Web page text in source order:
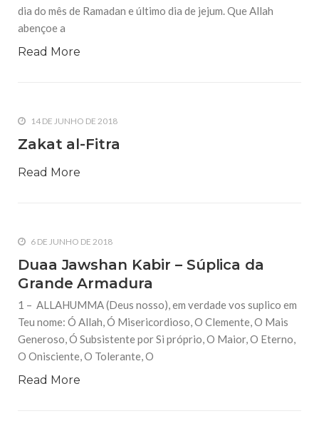
dia do mês de Ramadan e último dia de jejum. Que Allah
abençoe a
Read More
14 DE JUNHO DE 2018
Zakat al-Fitra
Read More
6 DE JUNHO DE 2018
Duaa Jawshan Kabir – Súplica da
Grande Armadura
1 – ALLAHUMMA (Deus nosso), em verdade vos suplico em
Teu nome: Ó Allah, Ó Misericordioso, O Clemente, O Mais
Generoso, Ó Subsistente por Si próprio, O Maior, O Eterno,
O Onisciente, O Tolerante, O
Read More